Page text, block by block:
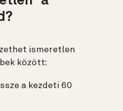
ismeretlen
között:
a kezdeti 60